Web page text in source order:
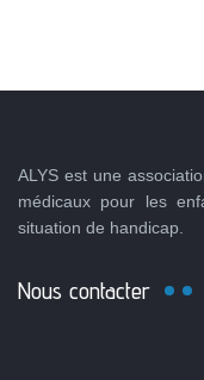
ALYS est une
médicaux pour les
situation de handicap.
Nous contacter